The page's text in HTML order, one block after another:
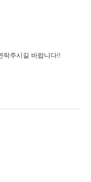
락주시길 바랍니다!!